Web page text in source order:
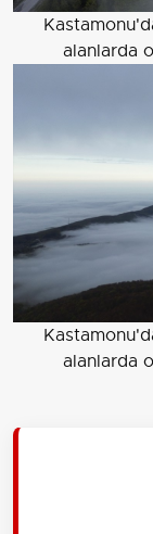
alanlarda
alanlarda